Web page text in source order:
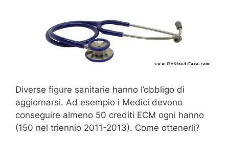
Diverse figure sanitarie hanno l’obbligo di
aggiornarsi. Ad esempio i Medici devono
conseguire almeno 50 crediti ECM ogni hanno
(150 nel triennio 2011-2013). Come ottenerli?